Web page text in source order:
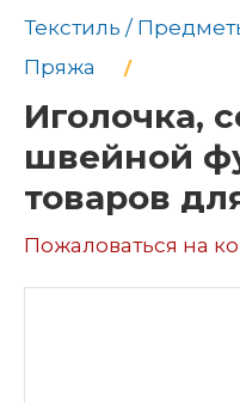
Текстиль /
Пряжа
Иголочка,
швейной
товаров
Пожаловаться на